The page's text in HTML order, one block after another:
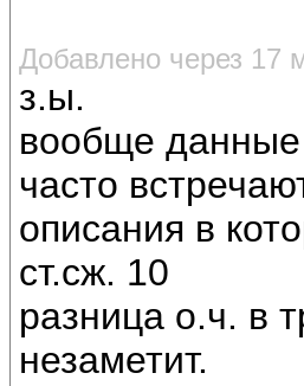
Добавлено через 17
з.ы.
вообще
часто
описания в
ст.сж. 10
разница о.ч. в
незаметит.